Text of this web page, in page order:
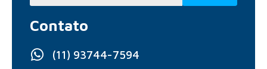
Contato
(11) 93744-7594